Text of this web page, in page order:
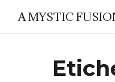
A MYSTIC